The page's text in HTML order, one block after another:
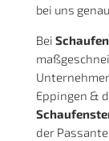
bei uns
Bei
Eppingen &
der